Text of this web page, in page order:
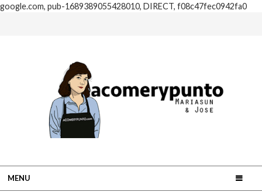
google.com, pub-1689389055428010, DIRECT, f08c47fec0942fa0
MENU